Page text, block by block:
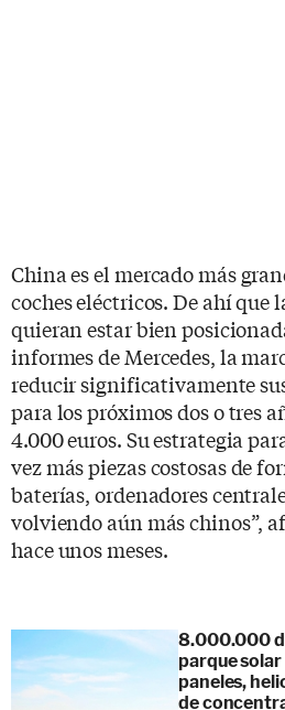
China es el mercado más
coches eléctricos. De ahí que
quieran estar bien
informes de Mercedes, la
reducir significativamente
para los próximos dos o tres
4.000 euros. Su estrategia
vez más piezas costosas de
baterías, ordenadores
volviendo aún más chinos”,
hace unos meses.
8.000.000
parque
paneles,
de